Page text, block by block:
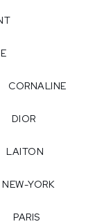
CORNALINE
DIOR
LAITON
NEW-YORK
PARIS